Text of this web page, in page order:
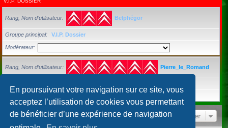
En poursuivant votre navigation sur ce site, vous
acceptez l’utilisation de cookies vous permettant
de bénéficier d’une expérience de navigation
Rang, Nom d’utilisateur Belphégor
Groupe principal V.I.P. Dossier
Modérateur
Rang, Nom d’utilisateur Pierre_le_Romand
Modérateur
Aller